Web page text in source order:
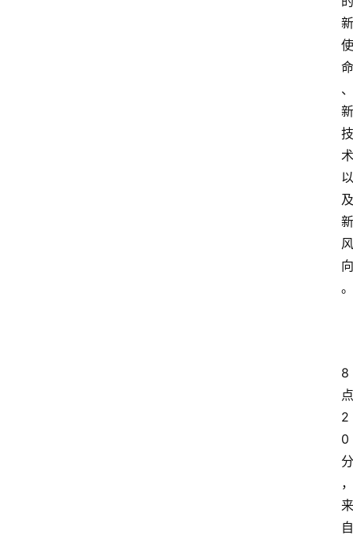
新
使
命
、
新
技
术
以
及
新
风
向
。
8
点
2
0
分
，
来
自